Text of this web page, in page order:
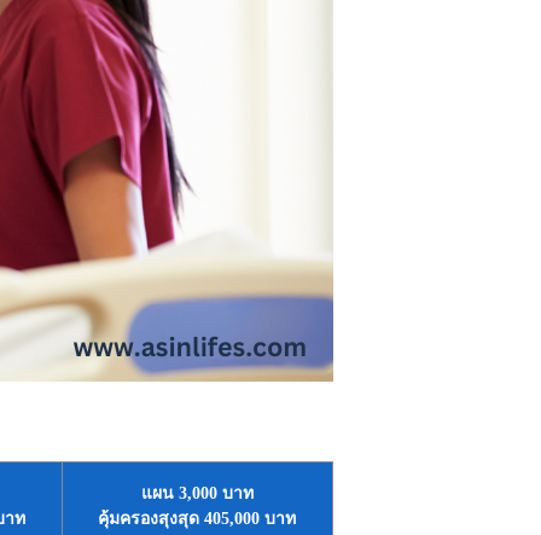
าท
แผน 3,000 บาท
คุ้มครองสุงสุด 405,000 บาท